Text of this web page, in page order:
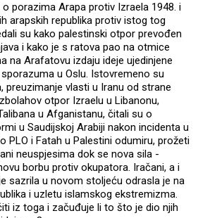
porazima Arapa protiv Izraela 1948. i
arapskih republika protiv istog tog
su kako palestinski otpor prevođen
i kako je s ratova pao na otmice
na Arafatovu izdaju ideje ujedinjene
u Oslu. Istovremeno su
preuzimanje vlasti u Iranu od strane
otpor Izraelu u Libanonu,
u Afganistanu, čitali su o
u Saudijskoj Arabiji nakon incidenta u
PLO i Fatah u Palestini odumiru, prožeti
neuspjesima dok se nova sila -
borbu protiv okupatora. Iračani, a i
sazrila u novom stoljeću odrasla je na
i uzletu islamskog ekstremizma.
iz toga i začuđuje li to što je dio njih